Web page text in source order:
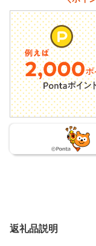
返礼品説明